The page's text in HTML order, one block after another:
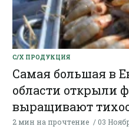
С/Х ПРОДУКЦИЯ
Самая большая в
области открыли
выращивают
2 мин на прочтение 03